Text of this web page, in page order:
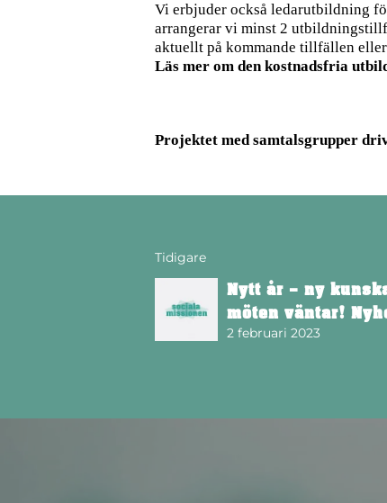
Vi erbjuder också ledarutbildning
arrangerar vi minst 2
aktuellt på kommande tillfällen
Läs mer om den kostnadsfria
Projektet med samtalsgrupper
Tidigare
Nytt år – ny
möten väntar!
2 februari 2023